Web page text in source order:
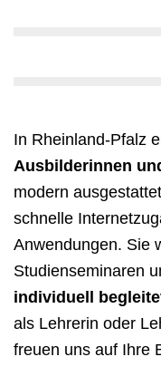
In Rheinland-Pfalz
Ausbilderinnen
modern
schnelle
Anwendungen. Sie
Studienseminaren
individuell
als Lehrerin oder
freuen uns auf Ihre